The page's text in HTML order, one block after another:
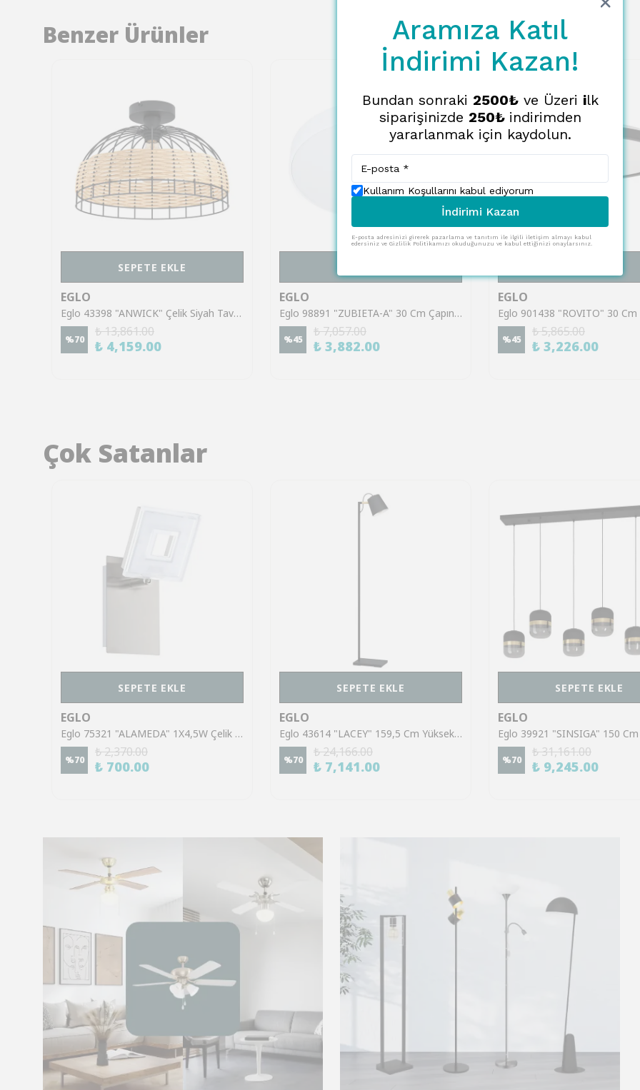
Benzer Ürünler
SEPETE EKLE
EGLO
Eglo 43398 "ANWICK" Çelik Siyah Tavan Armatürü
%70
₺ 13,861.00
₺ 4,159.00
EGLO
Eglo 98891 "ZUBIETA-A" 30 Cm Çapında Çelik Beyaz Tavan Armatürü
%45
₺ 7,057.00
₺ 3,882.00
EGLO
%45
₺ 5,865.00
₺ 3,226.00
Çok Satanlar
SEPETE EKLE
EGLO
Eglo 75321 "ALAMEDA" 1X4,5W Çelik Nikel Mat Sıva Üstü Spot
%70
₺ 2,370.00
₺ 700.00
SEPETE EKLE
EGLO
Eglo 43614 "LACEY" 159,5 Cm Yüksekliğinde Çelik, Ahşap Köşe Lambası Lambader
%70
₺ 24,166.00
₺ 7,141.00
SEPETE EKLE
EGLO
%70
₺ 31,161.00
₺ 9,245.00
Aramıza Katıl
İndirimi Kazan!
Bundan sonraki 2500₺ve Üzeri ilk
siparişinizde 250₺ indirimden
yararlanmak için kaydolun.
Kullanım Koşullarını kabul ediyorum
İndirimi Kazan
E-posta adresinizi girerek pazarlama ve tanıtım ile ilgili iletişim almayı kabul
edersiniz ve Gizlilik Politikamızı okuduğunuzu ve kabul ettiğinizi onaylarsınız.